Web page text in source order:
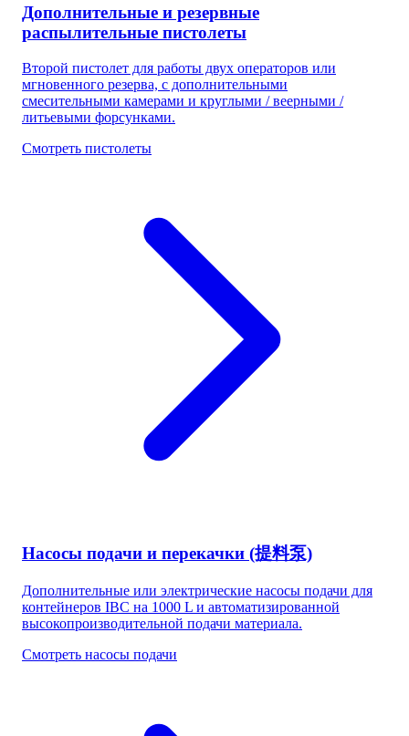
Дополнительные и резервные
распылительные пистолеты
Второй пистолет для работы двух операторов или
мгновенного резерва, с дополнительными
смесительными камерами и круглыми / веерными /
литьевыми форсунками.
Смотреть пистолеты
Насосы подачи и перекачки (提料泵)
Дополнительные или электрические насосы подачи для
контейнеров IBC на 1000 L и автоматизированной
высокопроизводительной подачи материала.
Смотреть насосы подачи